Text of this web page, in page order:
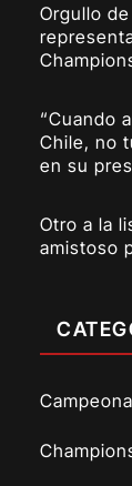
Orgullo
“Cuando
Chile, no
en su
Otro a la
amistoso